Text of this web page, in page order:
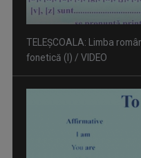
TELEȘCOALA: Limba